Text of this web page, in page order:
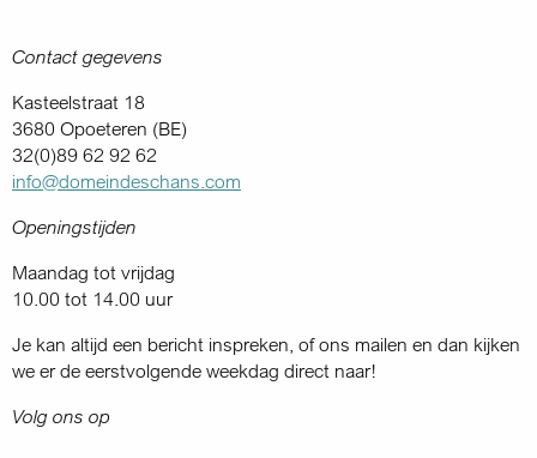
Contact gegevens
Kasteelstraat 18
3680 Opoeteren (BE)
32(0)89 62 92 62
info@domeindeschans.com
Openingstijden
Maandag tot vrijdag
10.00 tot 14.00 uur
Je kan altijd een bericht inspreken, of ons mailen en dan kijken
we er de eerstvolgende weekdag direct naar!
Volg ons op